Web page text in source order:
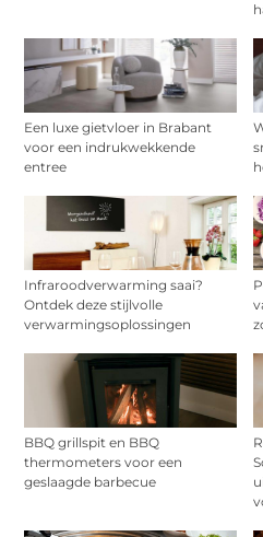
Een luxe gietvloer in Brabant
voor een indrukwekkende
entree
Infraroodverwarming saai?
Ontdek deze stijlvolle
verwarmingsoplossingen
BBQ grillspit en BBQ
thermometers voor een
geslaagde barbecue